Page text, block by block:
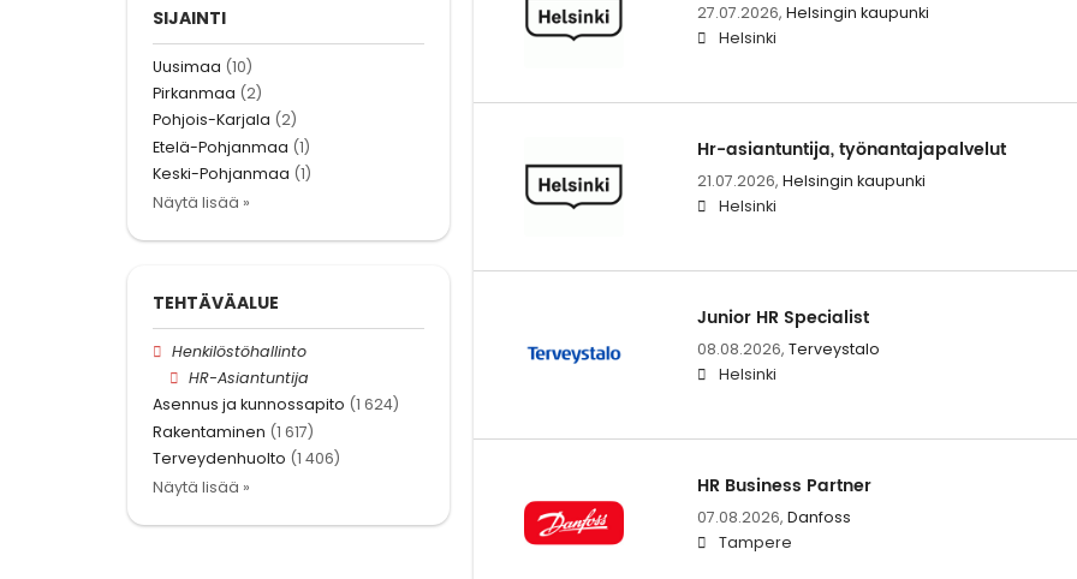
27.07.2026, Helsingin kaupunki
Helsinki
Hr-asiantuntija, työnantajapalvelut
21.07.2026, Helsingin kaupunki
Helsinki
Junior HR Specialist
08.08.2026, Terveystalo
Helsinki
HR Business Partner
07.08.2026, Danfoss
Tampere
SIJAINTI
Uusimaa (10)
Pirkanmaa (2)
Pohjois-Karjala (2)
Etelä-Pohjanmaa (1)
Keski-Pohjanmaa (1)
Näytä lisää »
TEHTÄVÄALUE
Henkilöstöhallinto
HR-Asiantuntija
Asennus ja kunnossapito (1 624)
Rakentaminen (1 617)
Terveydenhuolto (1 406)
Näytä lisää »